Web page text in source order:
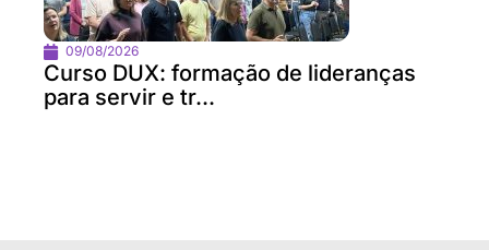
09/08/2026
Curso DUX: formação de lideranças
para servir e tr...